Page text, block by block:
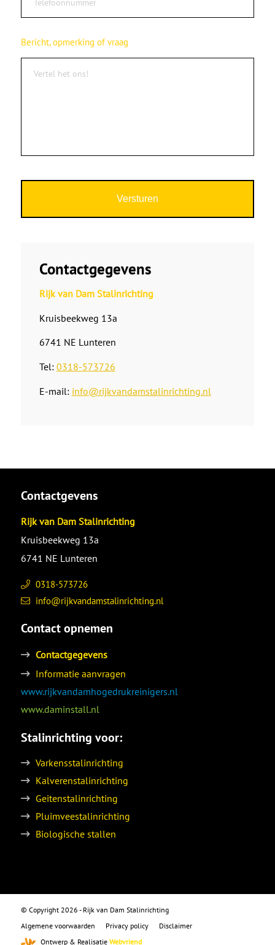
Bericht, opmerking of vraag
Contactgegevens
Rijk van Dam Stalinrichting
Kruisbeekweg 13a
6741 NE Lunteren
Tel: 0318-573726
E-mail: info@rijkvandamstalinrichting.nl
Contactgevens
Rijk van Dam Stalinrichting
Kruisbeekweg 13a
6741 NE Lunteren
0318-573726
info@rijkvandamstalinrichting.nl
Contact opnemen
Contactgegevens
Informatie aanvragen
www.rijkvandamhogedrukreinigers.nl
www.daminstall.nl
Stalinrichting voor:
Varkensstalinrichting
Kalverenstalinrichting
Geitenstalinrichting
Pluimveestalinrichting
Biologische stallen
© Copyright 2026 - Rijk van Dam Stalinrichting
Algemene voorwaarden
Privacy policy
Disclaimer
Ontwerp & Realisatie Webvriend